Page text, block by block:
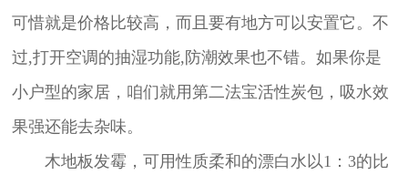
可惜就是价格比较高，而且要有地方可以安置它。不
过,打开空调的抽湿功能,防潮效果也不错。如果你是
小户型的家居，咱们就用第二法宝活性炭包，吸水效
果强还能去杂味。
木地板发霉，可用性质柔和的漂白水以1：3的比